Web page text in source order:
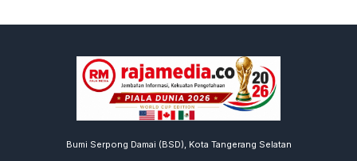
Bumi Serpong Damai (BSD), Kota Tangerang Selatan